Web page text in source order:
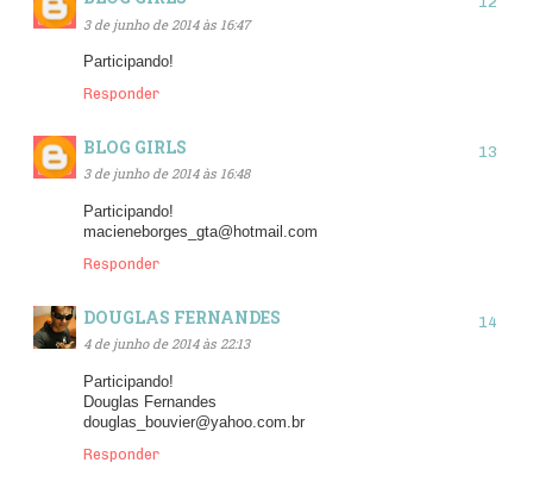
3 de junho de 2014 às 16:47
Participando!
Responder
BLOG GIRLS
3 de junho de 2014 às 16:48
Participando!
macieneborges_gta@hotmail.com
Responder
DOUGLAS FERNANDES
4 de junho de 2014 às 22:13
Participando!
Douglas Fernandes
douglas_bouvier@yahoo.com.br
Responder